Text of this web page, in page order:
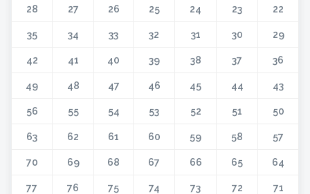
22
23
24
25
26
27
28
29
30
31
32
33
34
35
36
37
38
39
40
41
42
43
44
45
46
47
48
49
50
51
52
53
54
55
56
57
58
59
60
61
62
63
64
65
66
67
68
69
70
71
72
73
74
75
76
77